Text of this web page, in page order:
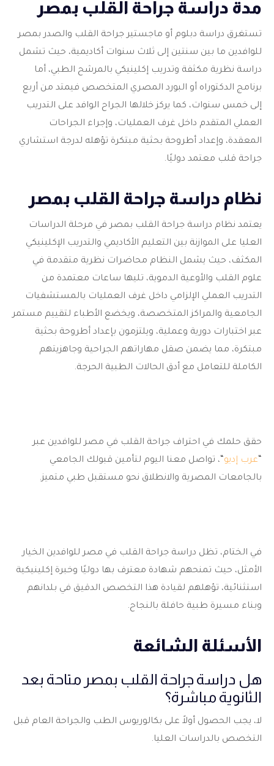
مدة دراسة جراحة القلب بمصر
تستغرق دراسة دبلوم أو ماجستير جراحة القلب والصدر بمصر
للوافدين ما بين سنتين إلى ثلاث سنوات أكاديمية، حيث تشمل
دراسة نظرية مكثفة وتدريب إكلينيكي بالمرشح الطبي، أما
برنامج الدكتوراه أو البورد المصري المتخصص فيمتد من أربع
إلى خمس سنوات، كما يركز خلالها الجراح الوافد على التدريب
العملي المتقدم داخل غرف العمليات، وإجراء الجراحات
المعقدة، وإعداد أطروحة بحثية مبتكرة تؤهله لدرجة استشاري
جراحة قلب معتمد دوليًا.
نظام دراسة جراحة القلب بمصر
يعتمد نظام دراسة جراحة القلب بمصر في مرحلة الدراسات
العليا على الموازنة بين التعليم الأكاديمي والتدريب الإكلينيكي
المكثف، حيث يشمل النظام محاضرات نظرية متقدمة في
علوم القلب والأوعية الدموية، تليها ساعات معتمدة من
التدريب العملي الإلزامي داخل غرف العمليات بالمستشفيات
الجامعية والمراكز المتخصصة، ويخضع الأطباء لتقييم مستمر
عبر اختبارات دورية وعملية، ويلتزمون بإعداد أطروحة بحثية
مبتكرة، مما يضمن صقل مهاراتهم الجراحية وجاهزيتهم
الكاملة للتعامل مع أدق الحالات الطبية الحرجة.
حقق حلمك في احتراف جراحة القلب في مصر للوافدين عبر
عرب إديو “، تواصل معنا اليوم لتأمين قبولك الجامعي
بالجامعات المصرية والانطلاق نحو مستقبل طبي متميز.
في الختام، تظل دراسة جراحة القلب في مصر للوافدين الخيار
الأمثل، حيث تمنحهم شهادة معترف بها دوليًا وخبرة إكلينيكية
استثنائية، تؤهلهم لقيادة هذا التخصص الدقيق في بلدانهم
وبناء مسيرة طبية حافلة بالنجاح.
الأسئلة الشائعة
هل دراسة جراحة القلب بمصر متاحة بعد
الثانوية مباشرة؟
لا، يجب الحصول أولاً على بكالوريوس الطب والجراحة العام قبل
التخصص بالدراسات العليا.